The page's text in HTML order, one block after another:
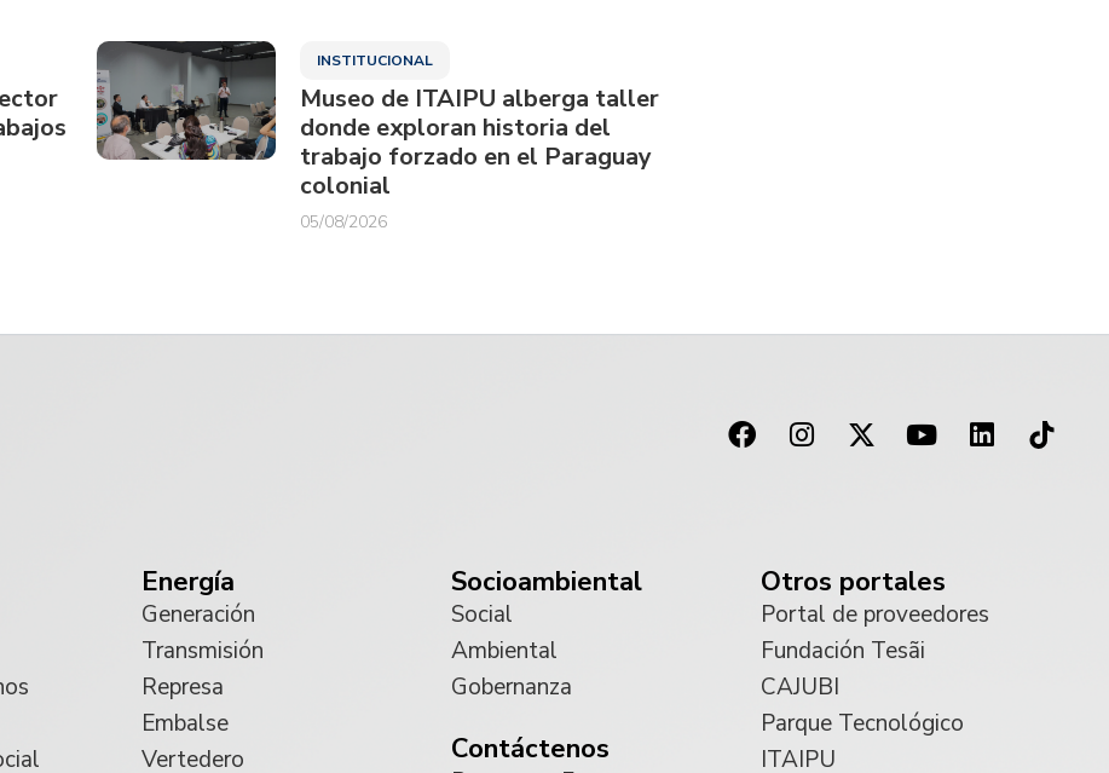
INSTITUCIONAL
Museo de ITAIPU alberga taller
donde exploran historia del
trabajo forzado en el Paraguay
colonial
05/08/2026
Energía
Generación
Transmisión
Represa
Embalse
Vertedero
Socioambiental
Social
Ambiental
Gobernanza
Contáctenos
Otros portales
Portal de proveedores
Fundación Tesãi
CAJUBI
Parque Tecnológico
ITAIPU